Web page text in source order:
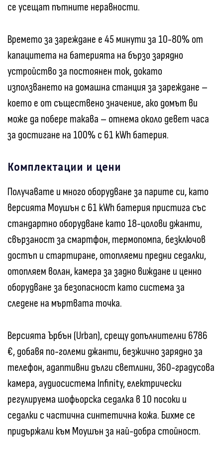
се усещат пътните неравности.
Времето за зареждане е 45 минути за 10-80% от
капацитета на батерията на бързо зарядно
устройство за постоянен ток, докато
използването на домашна станция за зареждане –
което е от съществено значение, ако домът ви
може да побере такава – отнема около девет часа
за достигане на 100% с 61 kWh батерия.
Комплектации и цени
Получавате и много оборудване за парите си, като
версията Моушън с 61 kWh батерия пристига със
стандартно оборудване като 18-цолови джанти,
свързаност за смартфон, термопомпа, безключов
достъп и стартиране, отопляеми предни седалки,
отопляем волан, камера за задно виждане и ценно
оборудване за безопасност като система за
следене на мъртвата точка.
Версията Ърбън (Urban), срещу допълнителни 6786
€, добавя по-големи джанти, безжично зарядно за
телефон, адаптивни дълги светлини, 360-градусова
камера, аудиосистема Infinity, електрически
регулируема шофьорска седалка в 10 посоки и
седалки с частична синтетична кожа. Бихме се
придържали към Моушън за най-добра стойност.